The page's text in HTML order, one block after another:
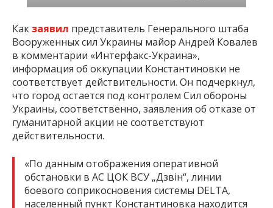
Какзаявил представитель Генерального штаба
Вооруженных сил Украины майор Андрей Ковалев
в комментарии «Интерфакс-Украина»,
информация об оккупации Константиновки не
соответствует действительности. Он подчеркнул,
что город остается под контролем Сил обороны
Украины, соответственно, заявления об отказе от
гуманитарной акции не соответствуют
действительности.
«По данным отображения оперативной
обстановки в АС ЦОК ВСУ „Дзвін“, линии
боевого соприкосновения системы DELTA,
населенный пункт Константиновка находится